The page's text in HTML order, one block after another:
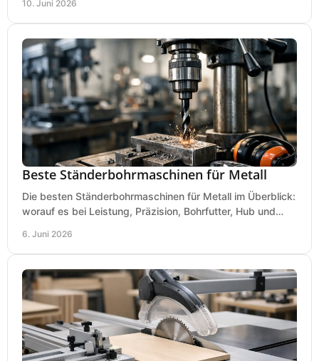
10. Juni 2026
Beste Ständerbohrmaschinen für Metall
Die besten Ständerbohrmaschinen für Metall im Überblick:
worauf es bei Leistung, Präzision, Bohrfutter, Hub und
6. Juni 2026